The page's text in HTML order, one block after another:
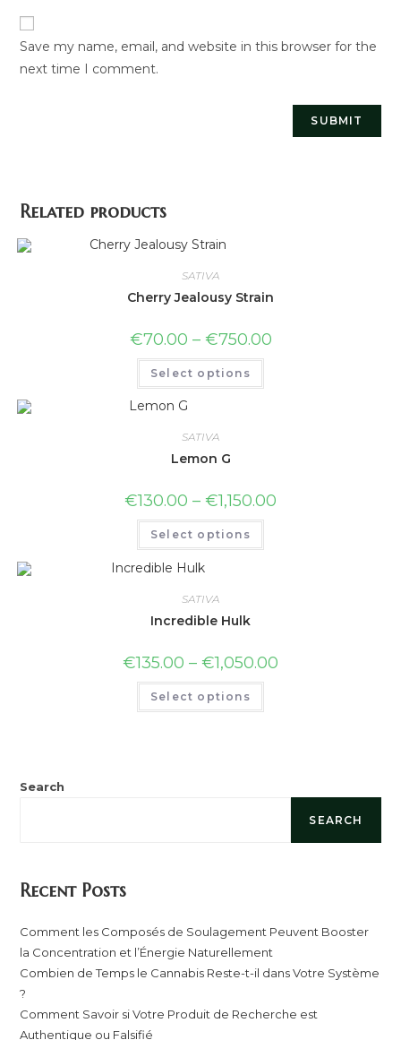
Save my name, email, and website in this browser for the
next time I comment.
Related products
SATIVA
Cherry Jealousy Strain
€70.00 – €750.00
Select options
SATIVA
Lemon G
€130.00 – €1,150.00
Select options
SATIVA
Incredible Hulk
€135.00 – €1,050.00
Select options
Search
SEARCH
Recent Posts
Comment les Composés de Soulagement Peuvent Booster
la Concentration et l’Énergie Naturellement
Combien de Temps le Cannabis Reste-t-il dans Votre Système
?
Comment Savoir si Votre Produit de Recherche est
Authentique ou Falsifié